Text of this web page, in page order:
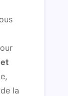
de la